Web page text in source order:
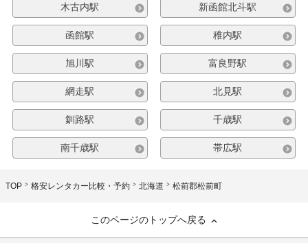
木古内駅 新函館北斗駅
函館駅 稚内駅
旭川駅 富良野駅
網走駅 北見駅
釧路駅 千歳駅
南千歳駅 帯広駅
TOP 格安レンタカー比較・予約 北海道 松前郡松前町
このページのトップへ戻る